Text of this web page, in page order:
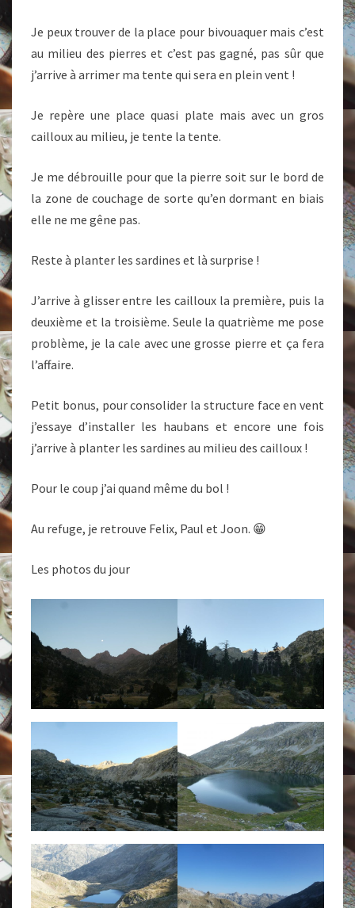
Je peux trouver de la place pour bivouaquer mais c’est
au milieu des pierres et c’est pas gagné, pas sûr que
j’arrive à arrimer ma tente qui sera en plein vent !
Je repère une place quasi plate mais avec un gros
cailloux au milieu, je tente la tente.
Je me débrouille pour que la pierre soit sur le bord de
la zone de couchage de sorte qu’en dormant en biais
elle ne me gêne pas.
Reste à planter les sardines et là surprise !
J’arrive à glisser entre les cailloux la première, puis la
deuxième et la troisième. Seule la quatrième me pose
problème, je la cale avec une grosse pierre et ça fera
l’affaire.
Petit bonus, pour consolider la structure face en vent
j’essaye d’installer les haubans et encore une fois
j’arrive à planter les sardines au milieu des cailloux !
Pour le coup j’ai quand même du bol !
Au refuge, je retrouve Felix, Paul et Joon. 😁
Les photos du jour